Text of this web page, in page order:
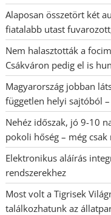
Alaposan összetört két
fiatalabb utast
Nem halasztották a
Csákváron pedig el is
Magyarország jobban
független helyi sajtóból
Nehéz időszak, jó 9-10
pokoli hőség – még
Elektronikus aláírás
rendszerekhez
Most volt a Tigrisek
találkozhatunk az